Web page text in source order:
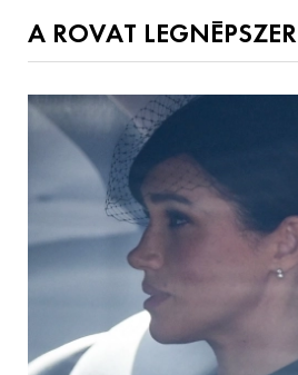
A ROVAT